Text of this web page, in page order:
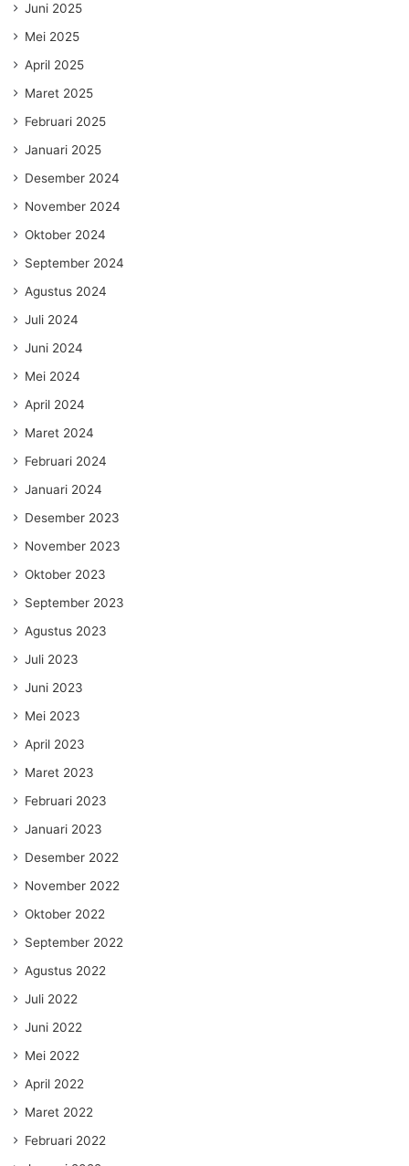
Juni 2025
Mei 2025
April 2025
Maret 2025
Februari 2025
Januari 2025
Desember 2024
November 2024
Oktober 2024
September 2024
Agustus 2024
Juli 2024
Juni 2024
Mei 2024
April 2024
Maret 2024
Februari 2024
Januari 2024
Desember 2023
November 2023
Oktober 2023
September 2023
Agustus 2023
Juli 2023
Juni 2023
Mei 2023
April 2023
Maret 2023
Februari 2023
Januari 2023
Desember 2022
November 2022
Oktober 2022
September 2022
Agustus 2022
Juli 2022
Juni 2022
Mei 2022
April 2022
Maret 2022
Februari 2022